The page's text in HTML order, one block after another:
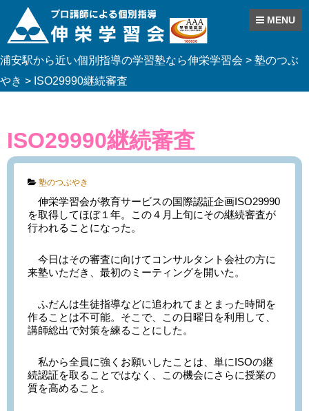
Skip
to
content
MENU
浦安駅から近い個別指導の学習塾なら伸栄学習会 > 塾のつぶ
やき > ISO29990継続審査
ISO29990継続審査
Categories:
塾のつぶやき
伸栄学習会が教育サービスの国際認証企画ISO29990
を取得してほぼ１年。この４月上旬にその継続審査が
行われることになった。
今日はその審査に向けてコンサルタント会社の方に
来塾いただき、最初のミーティングを開いた。
ふだんは生徒指導などに追われてまとまった時間を
作ることは不可能。そこで、この日曜日を利用して、
講師総出で対策を練ることにした。
私から全員に強くお願いしたことは、単にISOの継
続認証を取ることではなく、この機会にさらに授業の
質を高めること。